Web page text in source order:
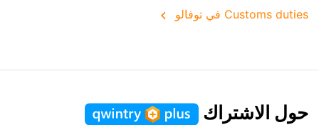
Customs duties في توفالو
حول الاشتراك